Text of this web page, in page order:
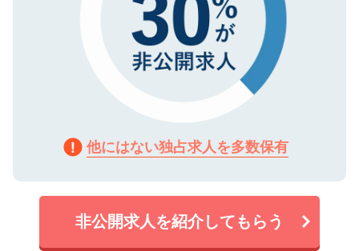
他にはない独占求人を多数保有
非公開求人を紹介してもらう